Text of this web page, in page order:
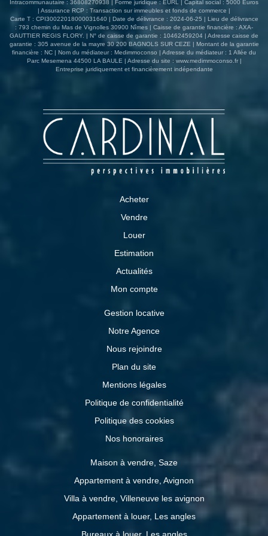
Intracommunautaire : 36808270938 | Forme juridique : EURL | Capital social : 5000 Euros
| Assurance RCP : Transaction sur immeubles et fonds de commerce |
Carte T : CPI30022018000031640 | Date de délivrance : 2024-06-25 | Lieu de délivrance
: 793 chemin du Mas de Vignolles 30900 Nîmes | Caisse de garantie financière : AXA-
GAUTTIER REGIS FLORY. | N° de caisse de garantie : 10462459204 | Adresse caisse de
garantie : 305 avenue de la mayre 30 200 BAGNOLS SUR CEZE | Montant de la garantie
financière : NC | Nom du médiateur : Medimmoconso | Adresse du médiateur : 1 Allée du
Parc Mesemena 44500 LA BAULE | Adresse du site : www.medimmoconso.fr|
Entreprise juridiquement et financièrement indépendante
Acheter
Vendre
Louer
Estimation
Actualités
Mon compte
Gestion locative
Notre Agence
Nous rejoindre
Plan du site
Mentions légales
Politique de confidentialité
Politique des cookies
Nos honoraires
Maison à vendre, Saze
Appartement à vendre, Avignon
Villa à vendre, Villeneuve les avignon
Appartement à louer, Les angles